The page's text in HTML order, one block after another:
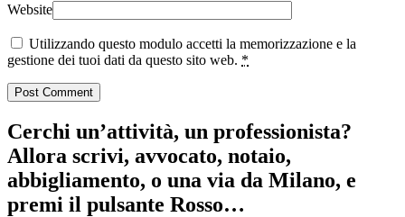
Website
Utilizzando questo modulo accetti la memorizzazione e la
gestione dei tuoi dati da questo sito web. *
Cerchi un’attività, un professionista?
Allora scrivi, avvocato, notaio,
abbigliamento, o una via da Milano, e
premi il pulsante Rosso…